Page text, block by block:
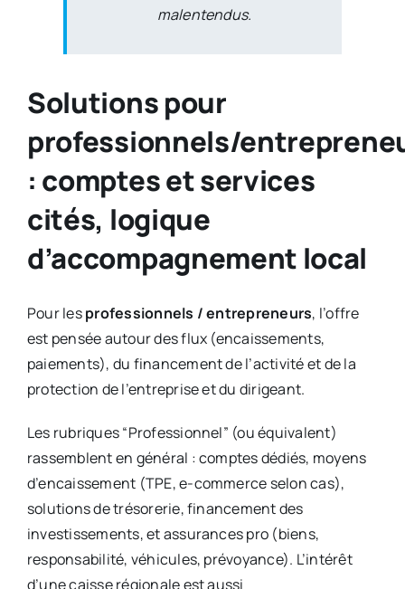
malentendus.
Solutions pour
professionnels/
: comptes et services
cités, logique
d’accompagnement local
Pour lesprofessionnels / entrepreneurs, l’offre
est pensée autour des flux (encaissements,
paiements), du financement de l’activité et de la
protection de l’entreprise et du dirigeant.
Les rubriques “Professionnel” (ou équivalent)
rassemblent en général : comptes dédiés, moyens
d’encaissement (TPE, e-commerce selon cas),
solutions de trésorerie, financement des
investissements, et assurances pro (biens,
responsabilité, véhicules, prévoyance). L’intérêt
d’une caisse régionale est aussi